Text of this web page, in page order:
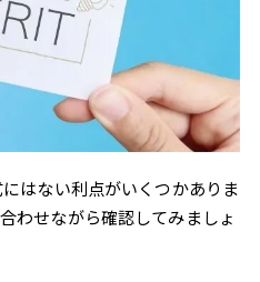
はない利点がいくつかありま
わせながら確認してみましょ